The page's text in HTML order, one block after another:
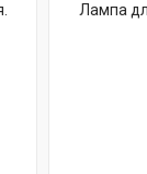
Лампа